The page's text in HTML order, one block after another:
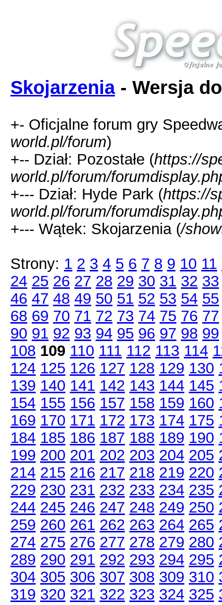
Skojarzenia- Wersja
+- Oficjalne forum gry
world.pl/forum)
+-- Dział: Pozostałe (https://
world.pl/forum/
+--- Dział: Hyde Park (https://
world.pl/forum/
+--- Wątek: Skojarzenia (/
Strony: 1 2 3 4 5 6 7 8 9 10 11
24 25 26 27 28 29 30 31 32 33
46 47 48 49 50 51 52 53 54 55
68 69 70 71 72 73 74 75 76 77
90 91 92 93 94 95 96 97 98 99
108 109 110 111 112 113 114
124 125 126 127 128 129 130
139 140 141 142 143 144 145
154 155 156 157 158 159 160
169 170 171 172 173 174 175
184 185 186 187 188 189 190
199 200 201 202 203 204 205
214 215 216 217 218 219 220
229 230 231 232 233 234 235
244 245 246 247 248 249 250
259 260 261 262 263 264 265
274 275 276 277 278 279 280
289 290 291 292 293 294 295
304 305 306 307 308 309 310
319 320 321 322 323 324 325